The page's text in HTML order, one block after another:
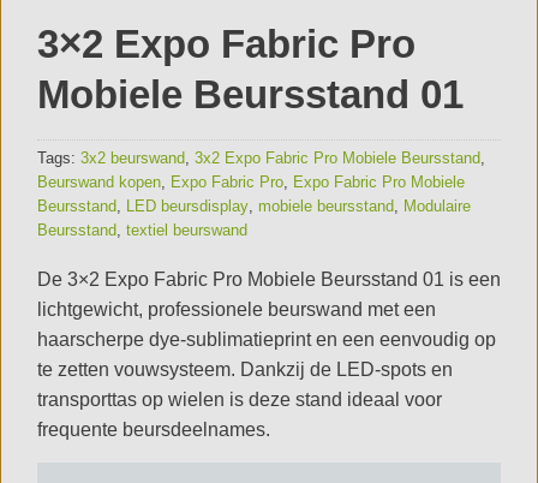
3×2 Expo Fabric Pro
Mobiele Beursstand 01
Tags: 3x2 beurswand, 3x2 Expo Fabric Pro Mobiele Beursstand,
Beurswand kopen, Expo Fabric Pro, Expo Fabric Pro Mobiele
Beursstand, LED beursdisplay, mobiele beursstand, Modulaire
Beursstand, textiel beurswand
De 3×2 Expo Fabric Pro Mobiele Beursstand 01 is een
lichtgewicht, professionele beurswand met een
haarscherpe dye-sublimatieprint en een eenvoudig op
te zetten vouwsysteem. Dankzij de LED-spots en
transporttas op wielen is deze stand ideaal voor
frequente beursdeelnames.